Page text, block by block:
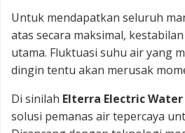
Untuk mendapatkan seluruh
atas secara maksimal,
utama. Fluktuasi suhu air yang
dingin tentu akan merusak
Di sinilah Elterra Electric
solusi pemanas air tepercaya